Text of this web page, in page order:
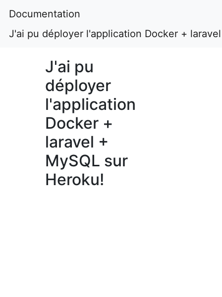
Documentation
J'ai pu déployer l'application Docker +
J'ai pu
déployer
l'application
Docker +
laravel +
MySQL sur
Heroku!